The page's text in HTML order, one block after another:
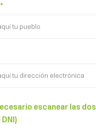
*
escanear las dos